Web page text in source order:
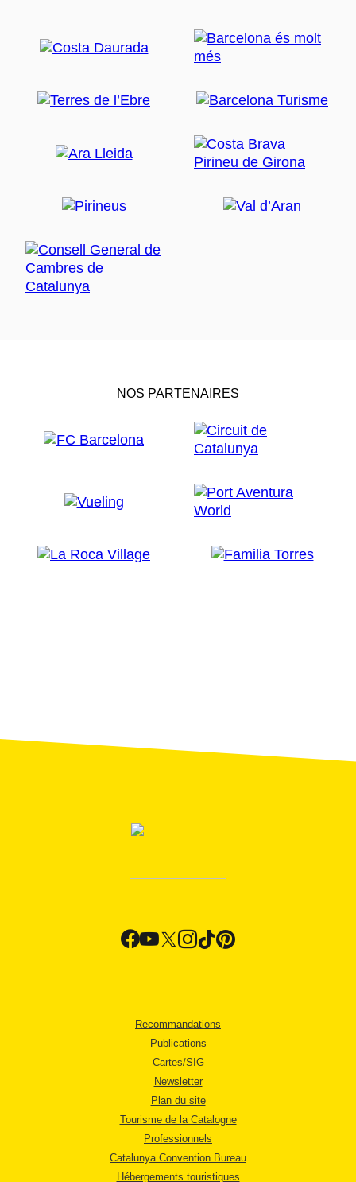
NOS PARTENAIRES
Recommandations
Publications
Cartes/SIG
Newsletter
Plan du site
Tourisme de la Catalogne
Professionnels
Catalunya Convention Bureau
Hébergements touristiques